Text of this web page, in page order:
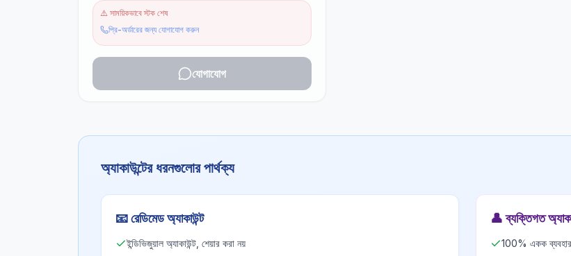
⚠️ সাময়িকভাবে স্টক শেষ
প্রি-অর্ডারের জন্য যোগাযোগ করুন
যোগাযোগ
অ্যাকাউন্টের ধরনগুলোর পার্থক্য
📧রেডিমেড অ্যাকাউন্ট
ইন্ডিভিজুয়াল অ্যাকাউন্ট, শেয়ার করা নয়
👤ব্যক্তিগত
100% একক